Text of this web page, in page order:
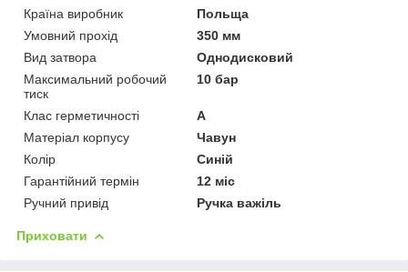
Країна виробник
Польща
Умовний прохід
350 мм
Вид затвора
Однодисковий
Максимальний робочий
тиск
10 бар
Клас герметичності
А
Матеріал корпусу
Чавун
Колір
Синій
Гарантійний термін
12 міс
Ручний привід
Ручка важіль
Приховати